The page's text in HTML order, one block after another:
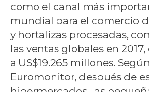
como el canal más
mundial para el comercio
y hortalizas procesadas,
las ventas globales en
a US$19.265 millones. Según
Euromonitor, después de